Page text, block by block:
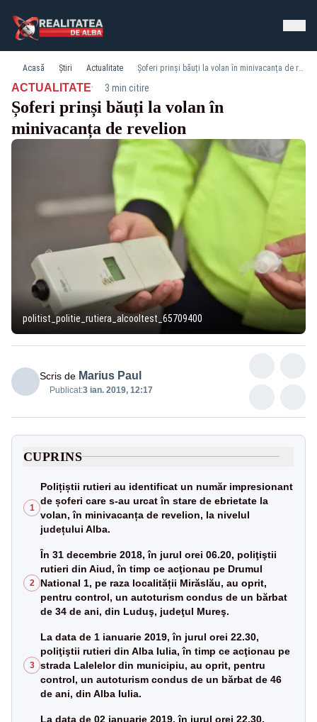
Acasă Știri Actualitate Șoferi prinși băuți la volan în minivacanța de revelion
ACTUALITATE· 3 min citire
Șoferi prinși băuți la volan în
minivacanța de revelion
politist_politie_rutiera_alcooltest_65709400
Scris de Marius Paul
Publicat:3 ian. 2019, 12:17
CUPRINS
1
Polițiștii rutieri au identificat un număr impresionant
de șoferi care s-au urcat în stare de ebrietate la
volan, în minivacanța de revelion, la nivelul
județului Alba.
2
În 31 decembrie 2018, în jurul orei 06.20, poliţiştii
rutieri din Aiud, în timp ce acţionau pe Drumul
National 1, pe raza localității Mirăslău, au oprit,
pentru control, un autoturism condus de un bărbat
de 34 de ani, din Luduş, judeţul Mureş.
3
La data de 1 ianuarie 2019, în jurul orei 22.30,
poliţiştii rutieri din Alba Iulia, în timp ce acţionau pe
strada Lalelelor din municipiu, au oprit, pentru
control, un autoturism condus de un bărbat de 46
de ani, din Alba Iulia.
La data de 02 ianuarie 2019, în jurul orei 22.30,